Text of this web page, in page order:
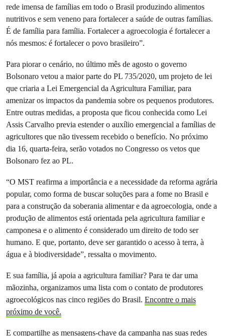
rede imensa de famílias em todo o Brasil produzindo alimentos
nutritivos e sem veneno para fortalecer a saúde de outras famílias.
É de família para família. Fortalecer a agroecologia é fortalecer a
nós mesmos: é fortalecer o povo brasileiro”.
Para piorar o cenário, no último mês de agosto o governo
Bolsonaro vetou a maior parte do PL 735/2020, um projeto de lei
que criaria a Lei Emergencial da Agricultura Familiar, para
amenizar os impactos da pandemia sobre os pequenos produtores.
Entre outras medidas, a proposta que ficou conhecida como Lei
Assis Carvalho previa estender o auxílio emergencial a famílias de
agricultores que não tivessem recebido o benefício. No próximo
dia 16, quarta-feira, serão votados no Congresso os vetos que
Bolsonaro fez ao PL.
“O MST reafirma a importância e a necessidade da reforma agrária
popular, como forma de buscar soluções para a fome no Brasil e
para a construção da soberania alimentar e da agroecologia, onde a
produção de alimentos está orientada pela agricultura familiar e
camponesa e o alimento é considerado um direito de todo ser
humano. E que, portanto, deve ser garantido o acesso à terra, à
água e à biodiversidade”, ressalta o movimento.
E sua família, já apoia a agricultura familiar? Para te dar uma
mãozinha, organizamos uma lista com o contato de produtores
agroecológicos nas cinco regiões do Brasil. Encontre o mais
próximo de você.
E compartilhe as mensagens-chave da campanha nas suas redes